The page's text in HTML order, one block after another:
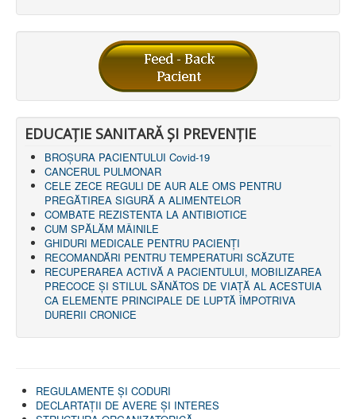
PROGRAM VOLUNTARIAT
JURIDIC
LEGISLAȚIE
ECONOMIC
BUGET
CONTRACTE C.A.S.
CONTRACTE PROGRAME NAȚIONALE
CHELTUIELI
CONSILIU DE ETICĂ
CONTACT
INFORMAŢII CONTACT
RUTE ACCES
RELAȚIA CU MASS-MEDIA
PURTĂTOR DE CUVÂNT
REGULI ACCES MASS-MEDIA
ORAR AUDIENŢE
COMUNICATE
HARTĂ SITE
PROGRAMARE ONLINE
EDUCAȚIE SANITARĂ ȘI PREVENȚIE
BROȘURA PACIENTULUI Covid-19
CANCERUL PULMONAR
CELE ZECE REGULI DE AUR ALE OMS PENTRU
PREGĂTIREA SIGURĂ A ALIMENTELOR
COMBATE REZISTENTA LA ANTIBIOTICE
CUM SPĂLĂM MÂINILE
GHIDURI MEDICALE PENTRU PACIENȚI
RECOMANDĂRI PENTRU TEMPERATURI SCĂZUTE
RECUPERAREA ACTIVĂ A PACIENTULUI, MOBILIZAREA
PRECOCE ȘI STILUL SĂNĂTOS DE VIAȚĂ AL ACESTUIA
CA ELEMENTE PRINCIPALE DE LUPTĂ ÎMPOTRIVA
DURERII CRONICE
REGULAMENTE ŞI CODURI
DECLARTAŢII DE AVERE ȘI INTERES